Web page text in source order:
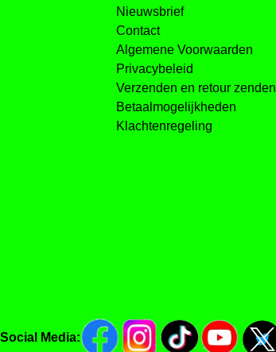
Nieuwsbrief
Contact
Algemene Voorwaarden
Privacybeleid
Verzenden en retour zenden
Betaalmogelijkheden
Klachtenregeling
Social Media: